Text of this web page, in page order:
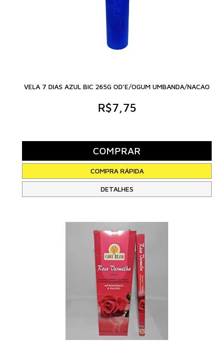
VELA 7 DIAS AZUL BIC 265G OD’E/OGUM UMBANDA/NACAO
R$7,75
DETALHES